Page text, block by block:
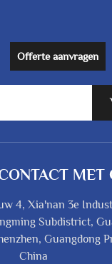
Offerte aanvragen
MET
4, Xia'nan 3e
Subdistrict,
Guangdong
China